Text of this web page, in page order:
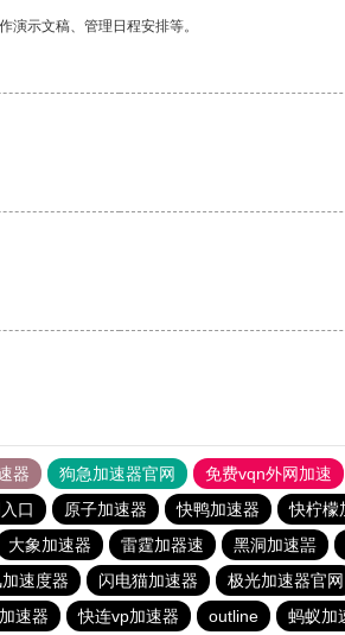
示文稿、管理日程安排等。
器 狗急加速器官网 免费vqn外网加速
口 原子加速器 快鸭加速器 快柠檬
大象加速器 雷霆加器速 黑洞加速噐
速度器 闪电猫加速器 极光加速器官网
速器 快连vp加速器 outline 蚂蚁加